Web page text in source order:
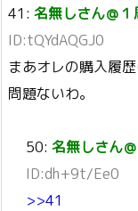
41: 名無しさん＠１
ID:tQYdAQGJ0
まあオレの購入履
問題ないわ。
50: 名無しさん
ID:dh+9t/Ee0
>>41